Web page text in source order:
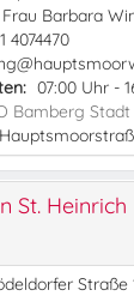
Frau Barbara
4074470
07:00 Uhr -
Bamberg Stadt
St. Heinrich
Straße